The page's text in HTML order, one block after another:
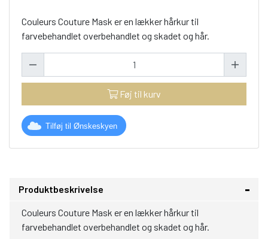
Couleurs Couture Mask er en lækker hårkur til
farvebehandlet overbehandlet og skadet og hår.
Føj til kurv
Tilføj til Ønskeskyen
Produktbeskrivelse
Couleurs Couture Mask er en lækker hårkur til
farvebehandlet overbehandlet og skadet og hår.